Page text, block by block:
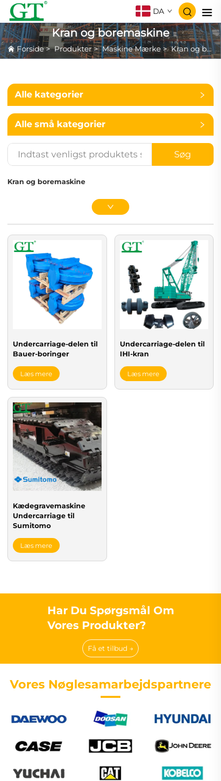
DA
Kran og boremaskine
Forside>Produkter>Maskine Mærke>Kran og boremaskine
Alle kategorier
Alle små kategorier
Søg
Kran og boremaskine
Undercarriage-delen til
Bauer-boringer
Læs mere
Undercarriage-delen til
IHI-kran
Læs mere
Kædegravemaskine
Undercarriage til
Sumitomo
Læs mere
Har Du Spørgsmål Om
Vores Produkter?
Få et tilbud →
Vores Nøglesamarbejdspartnere